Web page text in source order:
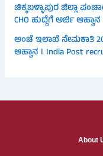
ಚಿಕ್ಕಬಳ್ಳಾಪುರ ಜಿಲ್ಲಾ
CHO ಹುದ್ದೆಗೆ ಅರ್ಜಿ ಆಹ್ವಾನ
ಅಂಚೆ ಇಲಾಖೆ ನೇಮಕಾತಿ
ಆಹ್ವಾನ । India Post
About